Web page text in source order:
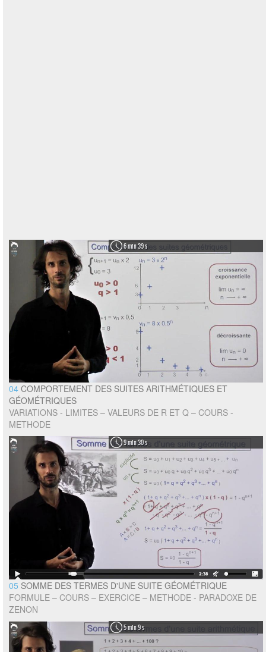
6 min 39 s
04 COMPORTEMENT DES SUITES ARITHMÉTIQUES ET
GÉOMÉTRIQUES
VARIATIONS - LIMITES – VALEURS DE R ET Q – COURS -
METHODE
9 min 30 s
05 SOMME DES TERMES D'UNE SUITE GÉOMÉTRIQUE
FORMULE – COURS – EXERCICE – METHODE - PARADOXE DE
ZENON
5 min 9 s